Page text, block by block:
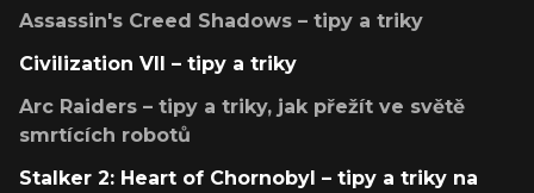
Assassin's Creed Shadows – tipy a triky
Civilization VII – tipy a triky
Arc Raiders – tipy a triky, jak přežít ve světě
smrtících robotů
Stalker 2: Heart of Chornobyl – tipy a triky na